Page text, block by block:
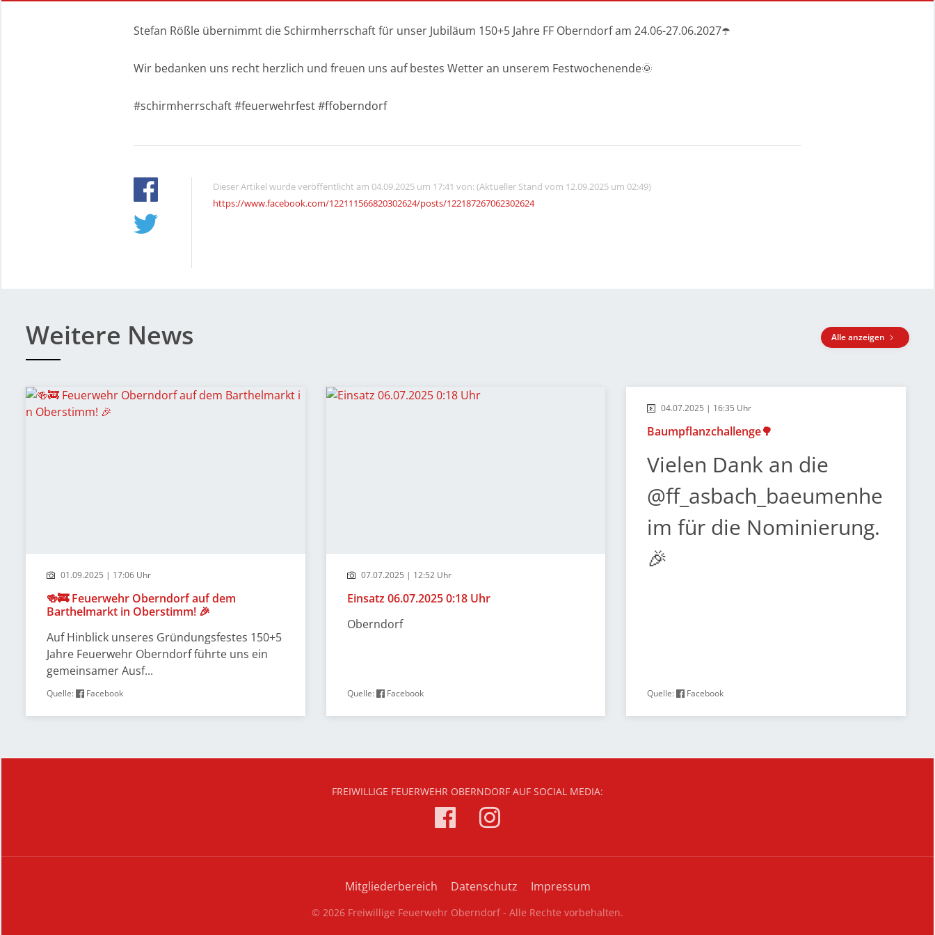
Stefan Rößle übernimmt die Schirmherrschaft für unser Jubiläum 150+5 Jahre FF Oberndorf am 24.06-27.06.2027☂️
Wir bedanken uns recht herzlich und freuen uns auf bestes Wetter an unserem Festwochenende🌞
#schirmherrschaft #feuerwehrfest #ffoberndorf
Dieser Artikel wurde veröffentlicht am 04.09.2025 um 17:41 von: (Aktueller Stand vom 12.09.2025 um 02:49)
https://www.facebook.com/122111566820302624/posts/122187267062302624
Weitere News Alle anzeigen
01.09.2025 | 17:06 Uhr
🍻🚒 Feuerwehr Oberndorf auf dem
Barthelmarkt in Oberstimm! 🎉
Auf Hinblick unseres Gründungsfestes 150+5
Jahre Feuerwehr Oberndorf führte uns ein
gemeinsamer Ausf...
Quelle: Facebook
07.07.2025 | 12:52 Uhr
Einsatz 06.07.2025 0:18 Uhr
Oberndorf
Quelle: Facebook
04.07.2025 | 16:35 Uhr
Baumpflanzchallenge🌳
Vielen Dank an die
@ff_asbach_baeumenhe
im für die Nominierung.
🎉
Quelle: Facebook
FREIWILLIGE FEUERWEHR OBERNDORF AUF SOCIAL MEDIA:
Mitgliederbereich Datenschutz Impressum
© 2026 Freiwillige Feuerwehr Oberndorf - Alle Rechte vorbehalten.